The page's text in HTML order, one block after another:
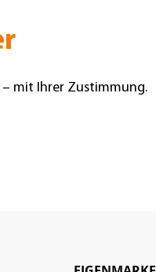
mit Ihrer Zustimmung.